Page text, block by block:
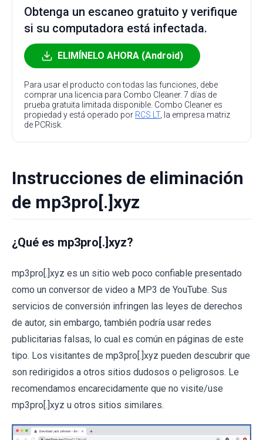
Obtenga un escaneo gratuito y verifique
si su computadora está infectada.
ELIMÍNELO AHORA (Android)
Para usar el producto con todas las funciones, debe
comprar una licencia para Combo Cleaner. 7 días de
prueba gratuita limitada disponible. Combo Cleaner es
propiedad y está operado por RCS LT, la empresa matriz
de PCRisk.
Instrucciones de eliminación
de mp3pro[.]xyz
¿Qué es mp3pro[.]xyz?
mp3pro[.]xyz es un sitio web poco confiable presentado
como un conversor de video a MP3 de YouTube. Sus
servicios de conversión infringen las leyes de derechos
de autor, sin embargo, también podría usar redes
publicitarias falsas, lo cual es común en páginas de este
tipo. Los visitantes de mp3pro[.]xyz pueden descubrir que
son redirigidos a otros sitios dudosos o peligrosos. Le
recomendamos encarecidamente que no visite/use
mp3pro[.]xyz u otros sitios similares.